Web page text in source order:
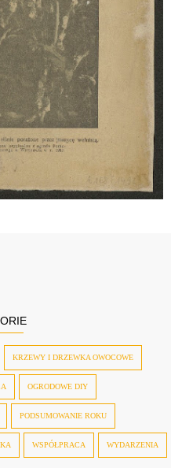
KRZEWY I DRZEWKA OWOCOWE
OGRODOWE DIY
PODSUMOWANIE ROKU
WSPÓŁPRACA WYDARZENIA